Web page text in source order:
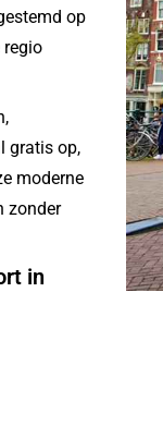
op
regio
gratis op,
moderne
zonder
in